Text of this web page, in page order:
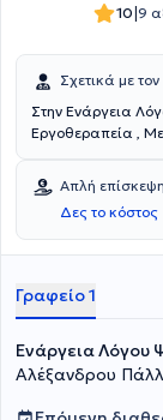
10|9
Σχετικά με τον
Στην Ενάργεια
Εργοθεραπεία ,
Απλή επίσκεψη
Δες το κόστος
Γραφείο 1
Ενάργεια Λόγου
Αλέξανδρου